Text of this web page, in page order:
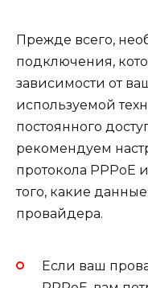
Прежде всего,
подключения,
зависимости от
используемой
постоянного
рекомендуем
протокола PPPoE
того, какие
провайдера.
Если ваш